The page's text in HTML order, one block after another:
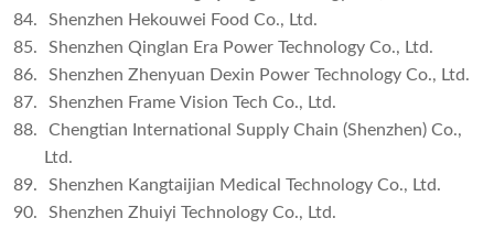
84.
Shenzhen Hekouwei Food Co., Ltd.
85.
Shenzhen Qinglan Era Power Technology Co., Ltd.
86.
Shenzhen Zhenyuan Dexin Power Technology Co., Ltd.
87.
Shenzhen Frame Vision Tech Co., Ltd.
88.
Chengtian International Supply Chain (Shenzhen) Co.,
Ltd.
89.
Shenzhen Kangtaijian Medical Technology Co., Ltd.
90.
Shenzhen Zhuiyi Technology Co., Ltd.